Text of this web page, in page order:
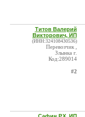
Титов Валерий
Викторович, ИП
(ИНН:324108430536)
Перевозчик ,
Злынка г.
Код:289014
#2